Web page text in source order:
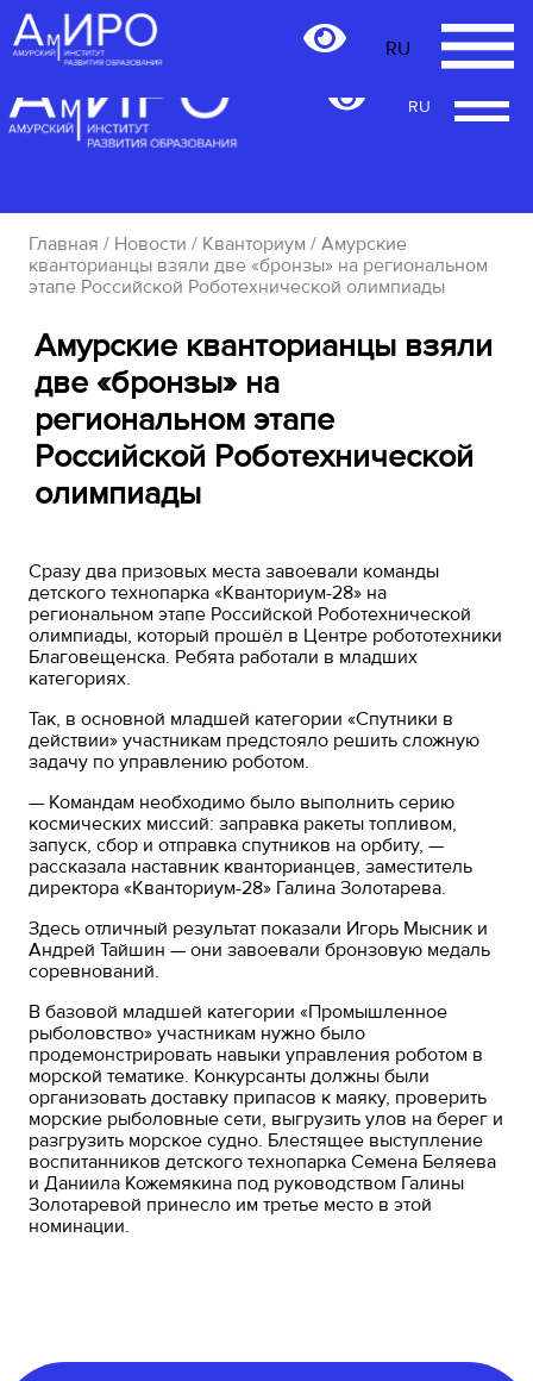
RU
RU
Главная / Новости / Кванториум / Амурские
кванторианцы взяли две «бронзы» на региональном
этапе Российской Роботехнической олимпиады
Амурские кванторианцы взяли
две «бронзы» на
региональном этапе
Российской Роботехнической
олимпиады
Сразу два призовых места завоевали команды
детского технопарка «Кванториум-28» на
региональном этапе Российской Роботехнической
олимпиады, который прошёл в Центре робототехники
Благовещенска. Ребята работали в младших
категориях.
Так, в основной младшей категории «Спутники в
действии» участникам предстояло решить сложную
задачу по управлению роботом.
— Командам необходимо было выполнить серию
космических миссий: заправка ракеты топливом,
запуск, сбор и отправка спутников на орбиту, —
рассказала наставник кванторианцев, заместитель
директора «Кванториум-28» Галина Золотарева.
Здесь отличный результат показали Игорь Мысник и
Андрей Тайшин — они завоевали бронзовую медаль
соревнований.
В базовой младшей категории «Промышленное
рыболовство» участникам нужно было
продемонстрировать навыки управления роботом в
морской тематике. Конкурсанты должны были
организовать доставку припасов к маяку, проверить
морские рыболовные сети, выгрузить улов на берег и
разгрузить морское судно. Блестящее выступление
воспитанников детского технопарка Семена Беляева
и Даниила Кожемякина под руководством Галины
Золотаревой принесло им третье место в этой
номинации.